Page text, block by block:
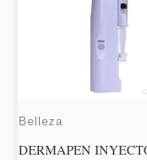
Belleza
DERMAPEN